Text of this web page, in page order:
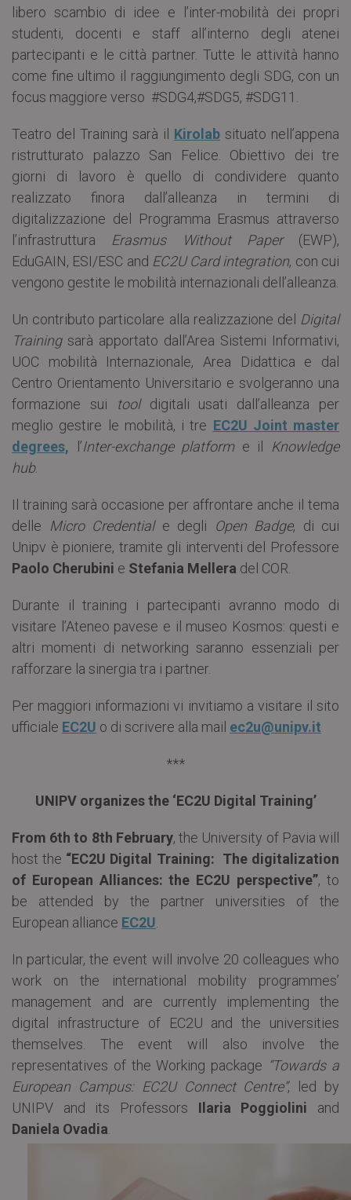
libero scambio di idee e l’inter-mobilità dei propri
studenti, docenti e staff all’interno degli atenei
partecipanti e le città partner. Tutte le attività hanno
come fine ultimo il raggiungimento degli SDG, con un
focus maggiore verso #SDG4,#SDG5, #SDG11.
Teatro del Training sarà il Kirolab situato nell’appena
ristrutturato palazzo San Felice. Obiettivo dei tre
giorni di lavoro è quello di condividere quanto
realizzato finora dall’alleanza in termini di
digitalizzazione del Programma Erasmus attraverso
l’infrastruttura Erasmus Without Paper(EWP),
EduGAIN, ESI/ESC and EC2U Card integration, con cui
vengono gestite le mobilità internazionali dell’alleanza.
Un contributo particolare alla realizzazione del Digital
Trainingsarà apportato dall’Area Sistemi Informativi,
UOC mobilità Internazionale, Area Didattica e dal
Centro Orientamento Universitario e svolgeranno una
formazione sui
tooldigitali usati dall’alleanza per
meglio gestire le mobilità, i tre EC2U Joint master
degrees, l’Inter-exchange platforme il Knowledge
hub.
Il training sarà occasione per affrontare anche il tema
delle
Micro Credentiale degli Open Badge, di cui
Unipv è pioniere, tramite gli interventi del Professore
Paolo Cherubini e Stefania Mellera del COR.
Durante il training i partecipanti avranno modo di
visitare l’Ateneo pavese e il museo Kosmos: questi e
altri momenti di networking saranno essenziali per
rafforzare la sinergia tra i partner.
Per maggiori informazioni vi invitiamo a visitare il sito
ufficiale EC2U o di scrivere alla mail ec2u@unipv.it
***
UNIPV organizes the ‘EC2U Digital Training’
From 6th to 8th February, the University of Pavia will
host the “EC2U Digital Training: The digitalization
of European Alliances: the EC2U perspective”, to
be attended by the partner universities of the
European alliance EC2U
In particular, the event will involve 20 colleagues who
work on the international mobility programmes’
management and are currently implementing the
digital infrastructure of EC2U and the universities
themselves. The event will also involve the
representatives of the Working package “Towards a
European Campus: EC2U Connect Centre”, led by
UNIPV and its Professors Ilaria Poggiolini and
Daniela Ovadia